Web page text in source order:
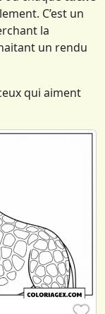
C’est un
la
un rendu
qui aiment